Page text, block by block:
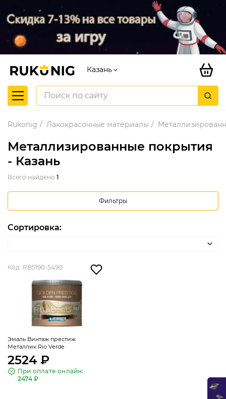
Казань
Rukonig Лакокрасочные материалы
Металлизированные покрытия
- Казань
Всего найдено 1
Фильтры
Сортировка:
Код: RB5190-5490
Эмаль Винтаж престиж
Металлик Rio Verde
2524 ₽
При оплате онлайн:
2474 ₽